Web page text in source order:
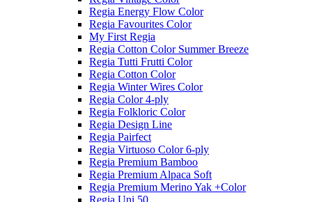
Regia Energy Flow Color
Regia Favourites Color
My First Regia
Regia Cotton Color Summer Breeze
Regia Tutti Frutti Color
Regia Cotton Color
Regia Winter Wires Color
Regia Color 4-ply
Regia Folkloric Color
Regia Design Line
Regia Pairfect
Regia Virtuoso Color 6-ply
Regia Premium Bamboo
Regia Premium Alpaca Soft
Regia Premium Merino Yak +Color
Regia Uni 50